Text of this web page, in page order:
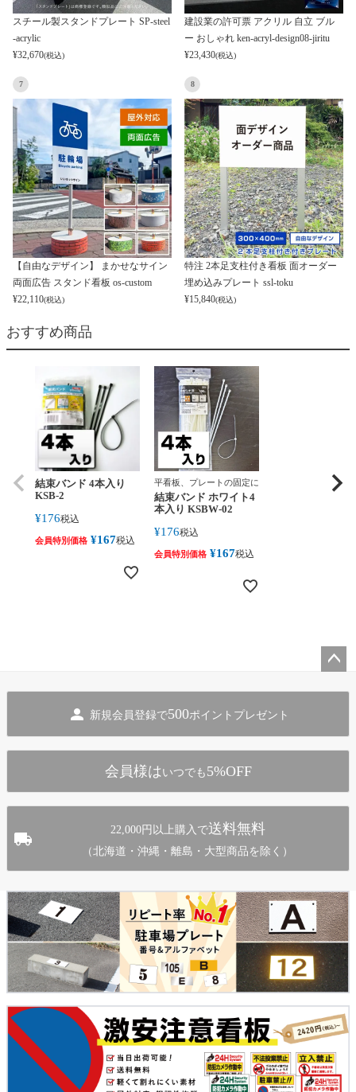
スチール製スタンドプレート SP-steel
-acrylic
¥32,670(税込)
建設業の許可票 アクリル 自立 ブル
ー おしゃれ ken-acryl-design08-jiritu
¥23,430(税込)
7
【自由なデザイン】 まかせなサイン
両面広告 スタンド看板 os-custom
¥22,110(税込)
8
特注 2本足支柱付き看板 面オーダー
埋め込みプレート ssl-toku
¥15,840(税込)
おすすめ商品
結束バンド 4本入り
KSB-2
¥176税込
会員特別価格 ¥167税込
平看板、プレートの固定に
結束バンド ホワイト4
本入り KSBW-02
¥176税込
会員特別価格 ¥167税込
新規会員登録で500ポイントプレゼント
会員様は いつでも 5%OFF
22,000円以上購入で送料無料
（北海道・沖縄・離島・大型商品を除く）